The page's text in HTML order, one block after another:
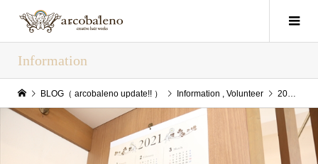
Information
BLOG（ arcobaleno update!! ） Information , Volunteer 2020年10月07日(Wed) arcobaleno update!!